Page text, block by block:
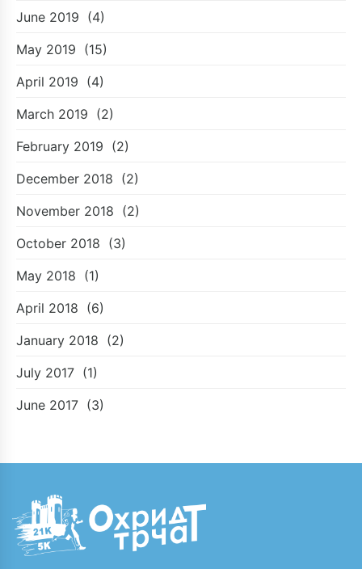
June 2019 (4)
May 2019 (15)
April 2019 (4)
March 2019 (2)
February 2019 (2)
December 2018 (2)
November 2018 (2)
October 2018 (3)
May 2018 (1)
April 2018 (6)
January 2018 (2)
July 2017 (1)
June 2017 (3)